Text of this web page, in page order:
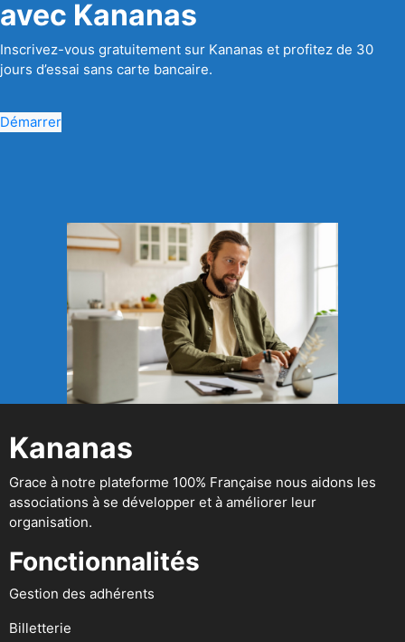
avec Kananas
Inscrivez-vous gratuitement sur Kananas et profitez de 30
jours d’essai sans carte bancaire.
Démarrer
Kananas
Grace à notre plateforme 100% Française nous aidons les
associations à se développer et à améliorer leur
organisation.
Fonctionnalités
Gestion des adhérents
Billetterie